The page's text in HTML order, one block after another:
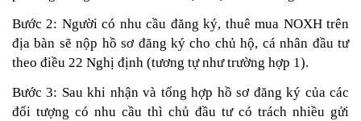
Bước 2: Người có nhu cầu đăng ký, thuê mua NOXH trên
địa bàn sẽ nộp hồ sơ đăng ký cho chủ hộ, cá nhân đầu tư
theo điều 22 Nghị định (tương tự như trường hợp 1).
Bước 3: Sau khi nhận và tổng hợp hồ sơ đăng ký của các
đối tượng có nhu cầu thì chủ đầu tư có trách nhiều gửi